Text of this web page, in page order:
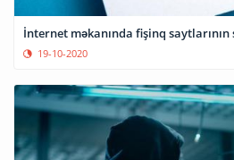
İnternet məkanında fişinq saytlarının
19-10-2020